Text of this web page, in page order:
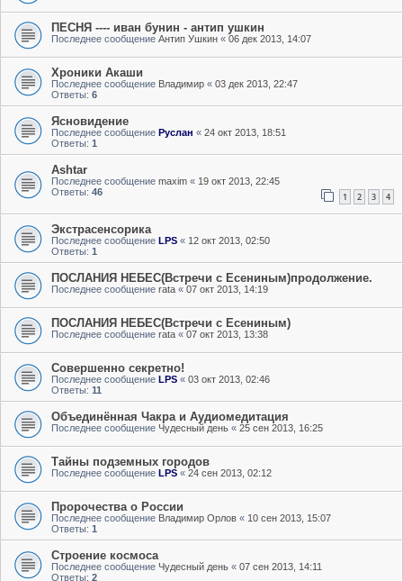
ПЕСНЯ ---- иван бунин - антип ушкин
Последнее сообщение Антип Ушкин « 06 дек 2013, 14:07
Хроники Акаши
Последнее сообщение Владимир « 03 дек 2013, 22:47
Ответы: 6
Ясновидение
Последнее сообщение Руслан « 24 окт 2013, 18:51
Ответы: 1
Ashtar
Последнее сообщение maxim « 19 окт 2013, 22:45
Ответы: 46 1 2 3 4
Экстрасенсорика
Последнее сообщение LPS « 12 окт 2013, 02:50
Ответы: 1
ПОСЛАНИЯ НЕБЕС(Встречи с Есениным)продолжение.
Последнее сообщение rata « 07 окт 2013, 14:19
ПОСЛАНИЯ НЕБЕС(Встречи с Есениным)
Последнее сообщение rata « 07 окт 2013, 13:38
Совершенно секретно!
Последнее сообщение LPS « 03 окт 2013, 02:46
Ответы: 11
Объединённая Чакра и Аудиомедитация
Последнее сообщение Чудесный день « 25 сен 2013, 16:25
Тайны подземных городов
Последнее сообщение LPS « 24 сен 2013, 02:12
Пророчества о России
Последнее сообщение Владимир Орлов « 10 сен 2013, 15:07
Ответы: 1
Строение космоса
Последнее сообщение Чудесный день « 07 сен 2013, 14:11
Ответы: 2